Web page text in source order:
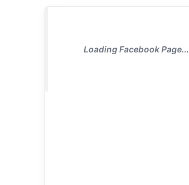
Loading Facebook Page...